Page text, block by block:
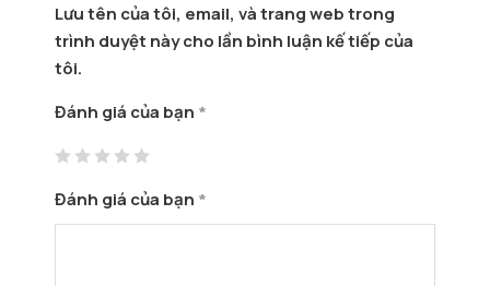
Lưu tên của tôi, email, và trang web trong
trình duyệt này cho lần bình luận kế tiếp của
tôi.
Đánh giá của bạn *
Đánh giá của bạn *